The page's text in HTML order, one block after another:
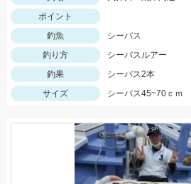
ポイント
釣魚
シーバス
釣り方
シーバスルアー
釣果
シーバス2本
サイズ
シーバス45~70ｃｍ